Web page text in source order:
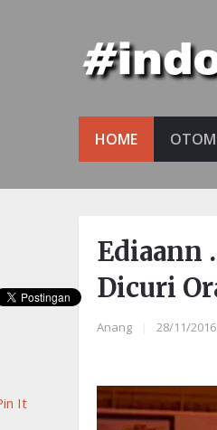
HOME
Ediaann
Dicuri
Anang 28/11/2016
It